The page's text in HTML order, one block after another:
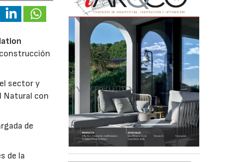
sector y
Natural con
de
de la